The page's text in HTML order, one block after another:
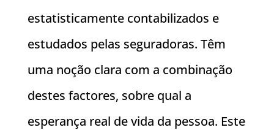
estatisticamente contabilizados e
estudados pelas seguradoras. Têm
uma noção clara com a combinação
destes factores, sobre qual a
esperança real de vida da pessoa. Este